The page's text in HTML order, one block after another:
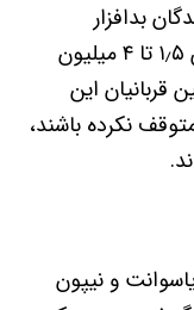
بدافزار
یادشده، با این روش ماهانه مبلغی بین ۱٫۵ تا ۴ میلیون
قربانیان این
نکرده باشند،
و نیپون